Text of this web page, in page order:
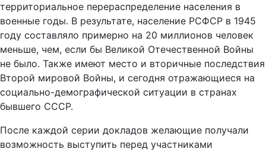
территориальное перераспределение населения в
военные годы. В результате, население РСФСР в 1945
году составляло примерно на 20 миллионов человек
меньше, чем, если бы Великой Отечественной Войны
не было. Также имеют место и вторичные последствия
Второй мировой Войны, и сегодня отражающиеся на
социально-демографической ситуации в странах
бывшего СССР.
После каждой серии докладов желающие получали
возможность выступить перед участниками